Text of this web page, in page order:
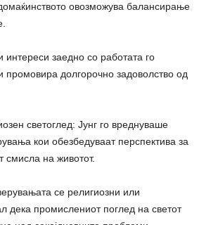
овозможува балансирање
интереси заедно со работата го
промовира долгорочно задоволство од
светоглед: Јунг го вреднуваше
кои обезбедуваат перспектива за
смисла на животот.
се религиозни или
дека промислениот поглед на светот